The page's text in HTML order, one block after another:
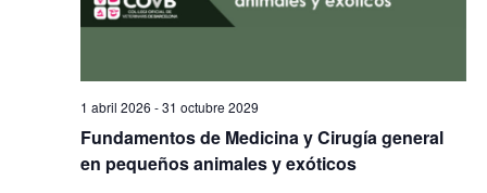
1 abril 2026 -31 octubre 2029
Fundamentos de Medicina y Cirugía general
en pequeños animales y exóticos